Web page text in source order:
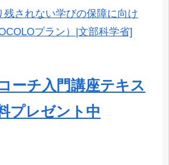
残されない学びの保障に向け
プラン）|文部科学省]
ーチ入門講座テキス
プレゼント中